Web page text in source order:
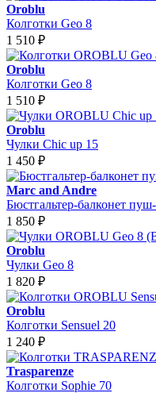
Oroblu
Колготки Geo 8
1 510 ₽
Oroblu
Колготки Geo 8
1 510 ₽
Oroblu
Чулки Chic up 15
1 450 ₽
Marc and Andre
Бюстгальтер-балконет
1 850 ₽
Oroblu
Чулки Geo 8
1 820 ₽
Oroblu
Колготки Sensuel 20
1 240 ₽
Trasparenze
Колготки Sophie 70